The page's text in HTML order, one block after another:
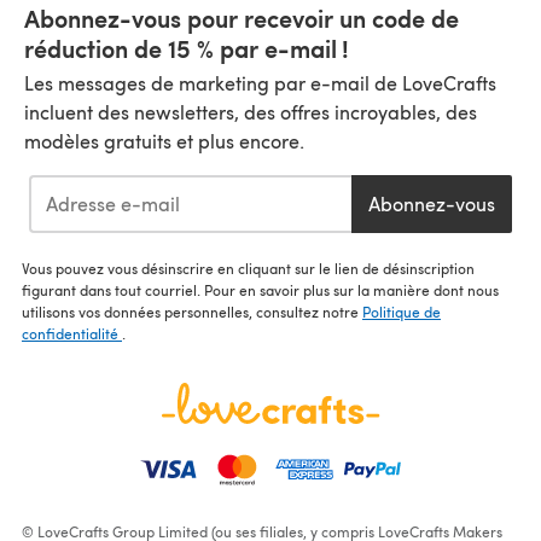
Abonnez-vous pour recevoir un code de
réduction de 15 % par e-mail !
Les messages de marketing par e-mail de LoveCrafts
incluent des newsletters, des offres incroyables, des
modèles gratuits et plus encore.
Abonnez-vous
Vous pouvez vous désinscrire en cliquant sur le lien de désinscription
figurant dans tout courriel. Pour en savoir plus sur la manière dont nous
utilisons vos données personnelles, consultez notre Politique de
confidentialité
© LoveCrafts Group Limited (ou ses filiales, y compris LoveCrafts Makers